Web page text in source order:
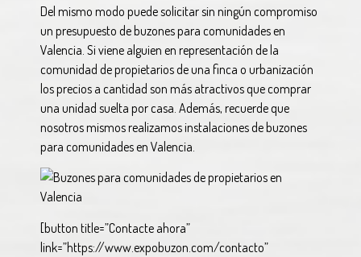
Del mismo modo puede solicitar sin ningún compromiso
un presupuesto de buzones para comunidades en
Valencia. Si viene alguien en representación de la
comunidad de propietarios de una finca o urbanización
los precios a cantidad son más atractivos que comprar
una unidad suelta por casa. Además, recuerde que
nosotros mismos realizamos instalaciones de buzones
para comunidades en Valencia.
[button title=”Contacte ahora”
link=”https://www.expobuzon.com/contacto”